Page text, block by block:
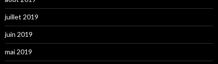
juillet 2019
juin 2019
mai 2019